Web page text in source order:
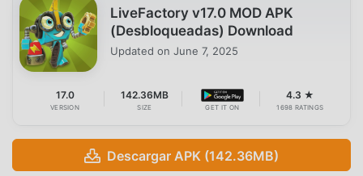
LiveFactory v17.0 MOD APK
(Desbloqueadas) Download
Updated on June 7, 2025
17.0
VERSION
142.36MB
SIZE GET IT ON
4.3 ★
1698 RATINGS
Descargar APK (142.36MB)